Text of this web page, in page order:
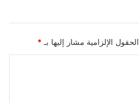
الحقول الإلزامية مشار إليها بـ *